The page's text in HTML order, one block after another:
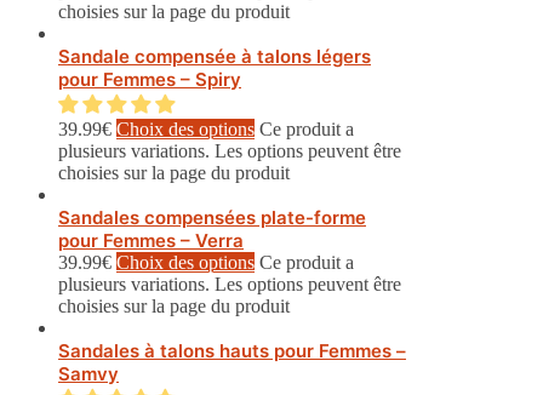
choisies sur la page du produit
Sandale compensée à talons légers
pour Femmes – Spiry
39.99€ Choix des options Ce produit a
plusieurs variations. Les options peuvent être
choisies sur la page du produit
Sandales compensées plate-forme
pour Femmes – Verra
39.99€ Choix des options Ce produit a
plusieurs variations. Les options peuvent être
choisies sur la page du produit
Sandales à talons hauts pour Femmes –
Samvy